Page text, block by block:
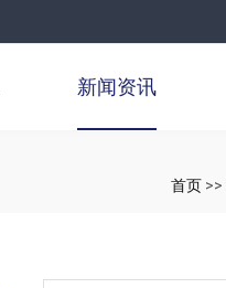
新闻资讯
首页 >>